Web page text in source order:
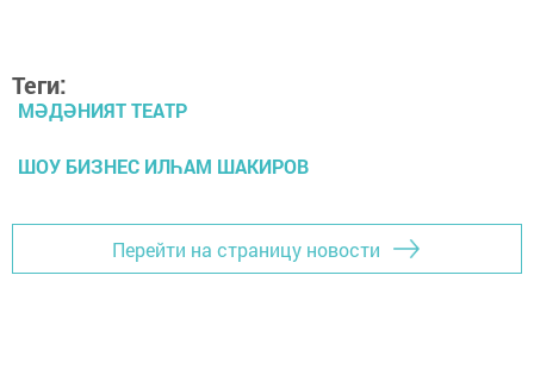
Теги:
МӘДӘНИЯТ ТЕАТР
ШОУ БИЗНЕС ИЛҺАМ ШАКИРОВ
Перейти на страницу новости